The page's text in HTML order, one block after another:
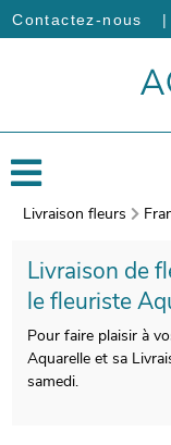
Contactez-nous |
Livraison fleurs
Livraison de
le fleuriste
Pour faire plaisir à
Aquarelle et sa
samedi.